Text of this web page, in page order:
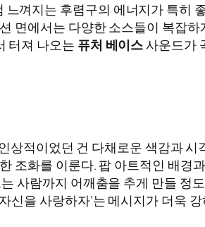
껴지는 후렴구의 에너지가 특히
면에서는 다양한 소스들이 복잡
터져 나오는 퓨처 베이스사운드가
상적이었던 건 다채로운 색감과
조화를 이룬다. 팝 아트적인 배경
사람까지 어깨춤을 추게 만들 정
신을 사랑하자’는 메시지가 더욱